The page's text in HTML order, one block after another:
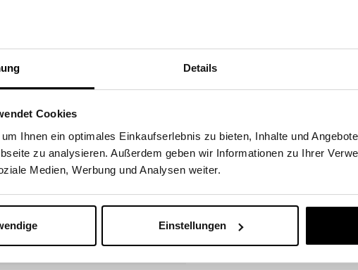
Details
Cookies
Ihnen ein optimales Einkaufserlebnis zu bieten, Inhalte und
zu analysieren. Außerdem geben wir Informationen zu Ihrer
Medien, Werbung und Analysen weiter.
Einstellungen
Baumwolle
geeignet